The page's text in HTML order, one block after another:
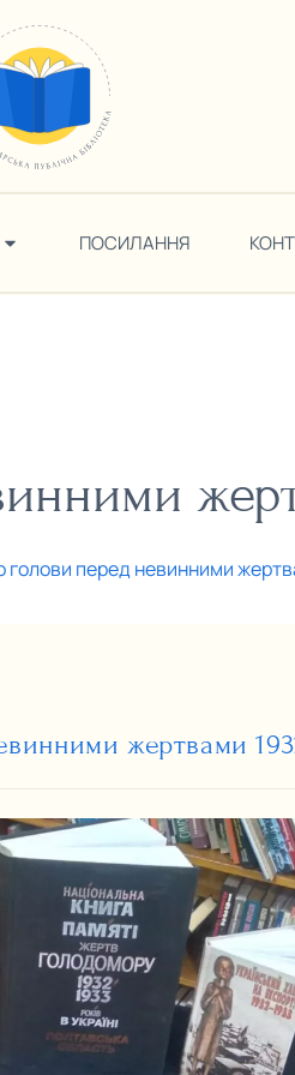
ПОСИЛАННЯ
голови перед невинними
жертвами